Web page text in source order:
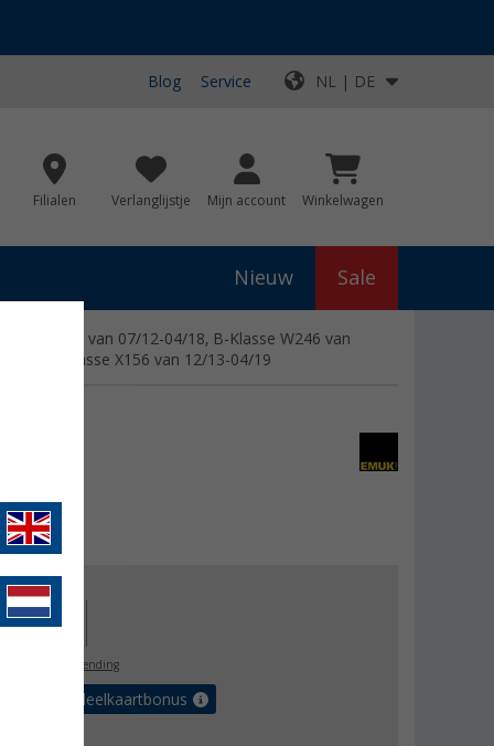
Blog Service NL | DE
Filialen Verlanglijstje Mijn account Winkelwagen
Nieuw Sale
W176 van 07/12-04/18, B-Klasse W246 van
GLA-Klasse X156 van 12/13-04/19
€ 133,96
gratis verzending
de voordeelkaartbonus